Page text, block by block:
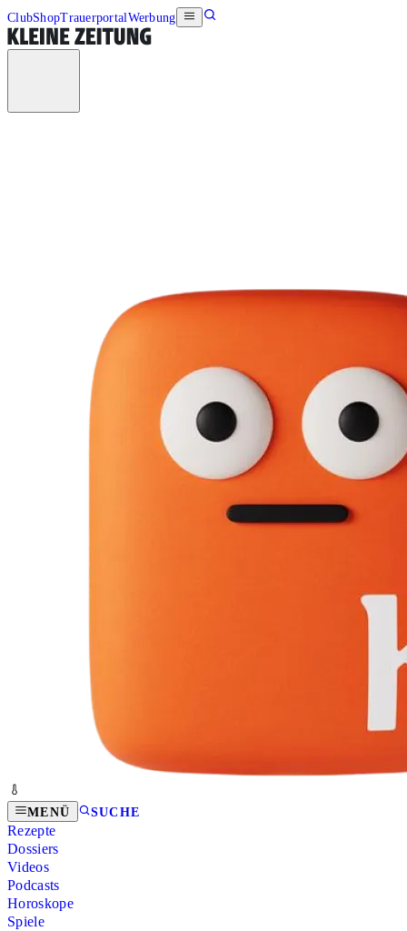
ClubShopTrauerportalWerbung
MENÜ SUCHE
Rezepte
Dossiers
Videos
Podcasts
Horoskope
Spiele